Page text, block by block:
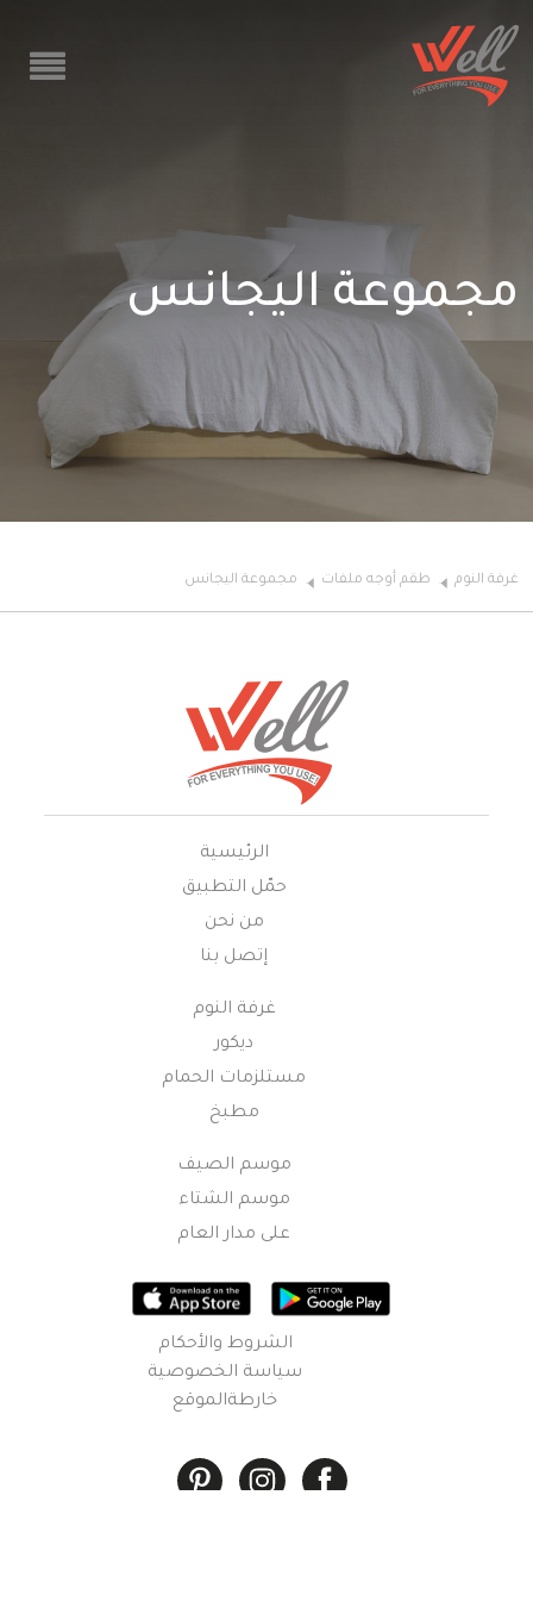
مجموعة اليجانس
غرفة النوم طقم أوجه ملفات مجموعة اليجانس
الرئيسية
حمّل التطبيق
من نحن
إتصل بنا
غرفة النوم
ديكور
مستلزمات الحمام
مطبخ
موسم الصيف
موسم الشتاء
على مدار العام
الشروط والأحكام
سياسة الخصوصية
خارطةالموقع